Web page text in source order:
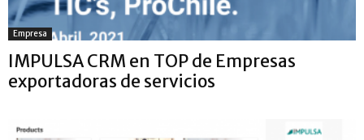
Empresa
IMPULSA CRM en TOP de Empresas
exportadoras de servicios